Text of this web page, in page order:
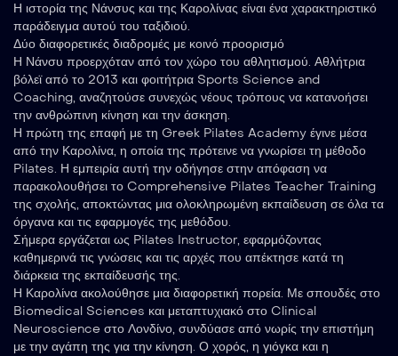
Η ιστορία της Νάνσυς και της Καρολίνας είναι ένα χαρακτηριστικό
παράδειγμα αυτού του ταξιδιού.
Δύο διαφορετικές διαδρομές με κοινό προορισμό
Η Νάνσυ προερχόταν από τον χώρο του αθλητισμού. Αθλήτρια
βόλεϊ από το 2013 και φοιτήτρια Sports Science and
Coaching, αναζητούσε συνεχώς νέους τρόπους να κατανοήσει
την ανθρώπινη κίνηση και την άσκηση.
Η πρώτη της επαφή με τη Greek Pilates Academy έγινε μέσα
από την Καρολίνα, η οποία της πρότεινε να γνωρίσει τη μέθοδο
Pilates. Η εμπειρία αυτή την οδήγησε στην απόφαση να
παρακολουθήσει το Comprehensive Pilates Teacher Training
της σχολής, αποκτώντας μια ολοκληρωμένη εκπαίδευση σε όλα τα
όργανα και τις εφαρμογές της μεθόδου.
Σήμερα εργάζεται ως Pilates Instructor, εφαρμόζοντας
καθημερινά τις γνώσεις και τις αρχές που απέκτησε κατά τη
διάρκεια της εκπαίδευσής της.
Η Καρολίνα ακολούθησε μια διαφορετική πορεία. Με σπουδές στο
Biomedical Sciences και μεταπτυχιακό στο Clinical
Neuroscience στο Λονδίνο, συνδύασε από νωρίς την επιστήμη
με την αγάπη της για την κίνηση. Ο χορός, η γιόγκα και η